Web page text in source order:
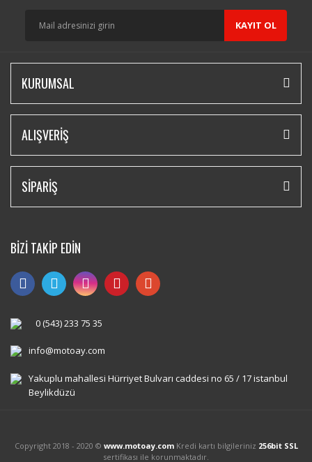
KAYIT OL
KURUMSAL
ALIŞVERİŞ
SİPARİŞ
BİZİ TAKİP EDİN
0 (543) 233 75 35
info@motoay.com
Yakuplu mahallesi Hürriyet Bulvarı caddesi no 65 / 17 istanbul
Beylikdüzü
Copyright 2018 - 2020 © www.motoay.comKredi kartı bilgileriniz 256bit SSL
sertifikası ile korunmaktadır.